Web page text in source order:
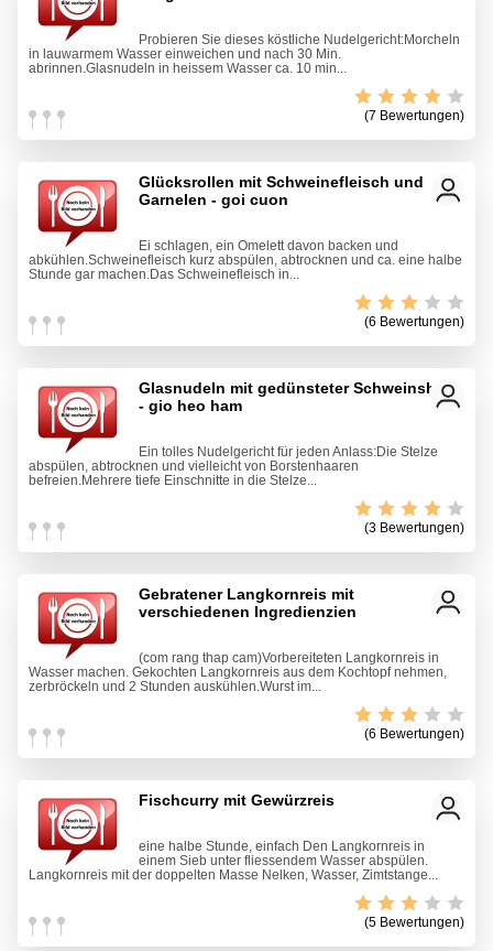
Probieren Sie dieses köstliche Nudelgericht:Morcheln
in lauwarmem Wasser einweichen und nach 30 Min.
abrinnen.Glasnudeln in heissem Wasser ca. 10 min...
(7 Bewertungen)
Glücksrollen mit Schweinefleisch und
Garnelen - goi cuon
Ei schlagen, ein Omelett davon backen und
abkühlen.Schweinefleisch kurz abspülen, abtrocknen und ca. eine halbe
Stunde gar machen.Das Schweinefleisch in...
(6 Bewertungen)
Glasnudeln mit gedünsteter Schweinshaxe
- gio heo ham
Ein tolles Nudelgericht für jeden Anlass:Die Stelze
abspülen, abtrocknen und vielleicht von Borstenhaaren
befreien.Mehrere tiefe Einschnitte in die Stelze...
(3 Bewertungen)
Gebratener Langkornreis mit
verschiedenen Ingredienzien
(com rang thap cam)Vorbereiteten Langkornreis in
Wasser machen. Gekochten Langkornreis aus dem Kochtopf nehmen,
zerbröckeln und 2 Stunden auskühlen.Wurst im...
(6 Bewertungen)
Fischcurry mit Gewürzreis
eine halbe Stunde, einfach Den Langkornreis in
einem Sieb unter fliessendem Wasser abspülen.
Langkornreis mit der doppelten Masse Nelken, Wasser, Zimtstange...
(5 Bewertungen)